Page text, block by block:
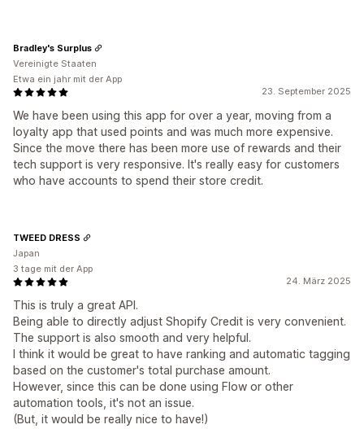
23. September 2025
We have been using this app for over a year, moving from a
loyalty app that used points and was much more expensive.
Since the move there has been more use of rewards and their
tech support is very responsive. It's really easy for customers
who have accounts to spend their store credit.
Bradley's Surplus
Vereinigte Staaten
Etwa ein jahr mit der App
24. März 2025
This is truly a great API.
Being able to directly adjust Shopify Credit is very convenient.
The support is also smooth and very helpful.
I think it would be great to have ranking and automatic tagging
based on the customer's total purchase amount.
However, since this can be done using Flow or other
automation tools, it's not an issue.
(But, it would be really nice to have!)
TWEED DRESS
Japan
3 tage mit der App